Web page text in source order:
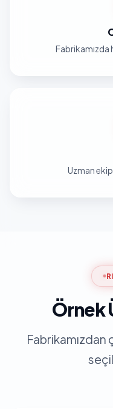
Fabrikamızda
Uzman
Örnek